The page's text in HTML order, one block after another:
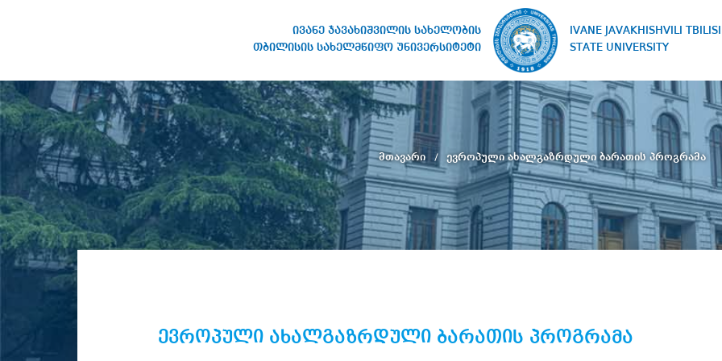
ივანე ჯავახიშვილის სახელობის
თბილისის სახელმწიფო უნივერსიტეტი
IVANE JAVAKHISHVILI TBILISI
STATE UNIVERSITY
სახელობის თბილისის
სახელმწიფო უნივერსიტეტი
მთავარი ევროპული ახალგაზრდული ბარათის პროგრამა
ევროპული ახალგაზრდული ბარათის პროგრამა